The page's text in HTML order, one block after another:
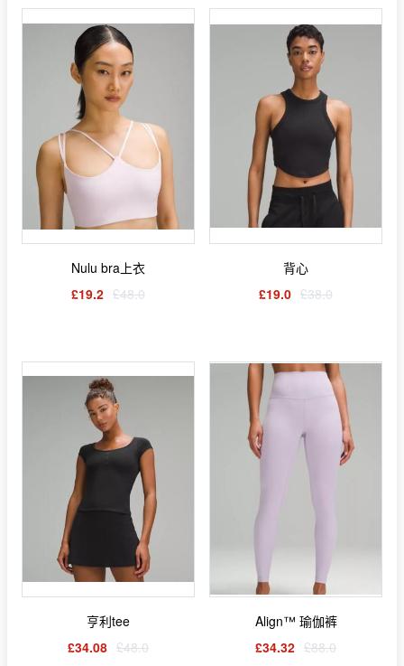
Nulu bra上衣
£19.2 £48.0
背心
£19.0 £38.0
亨利tee
£34.08 £48.0
Align™ 瑜伽裤
£34.32 £88.0